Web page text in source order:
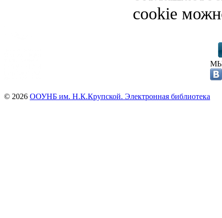
cookie
© 2026 ООУНБ им. Н.К.Крупской. Электронная библиотека